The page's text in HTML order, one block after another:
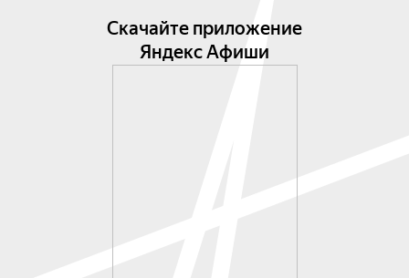
Скачайте приложение
Яндекс Афиши